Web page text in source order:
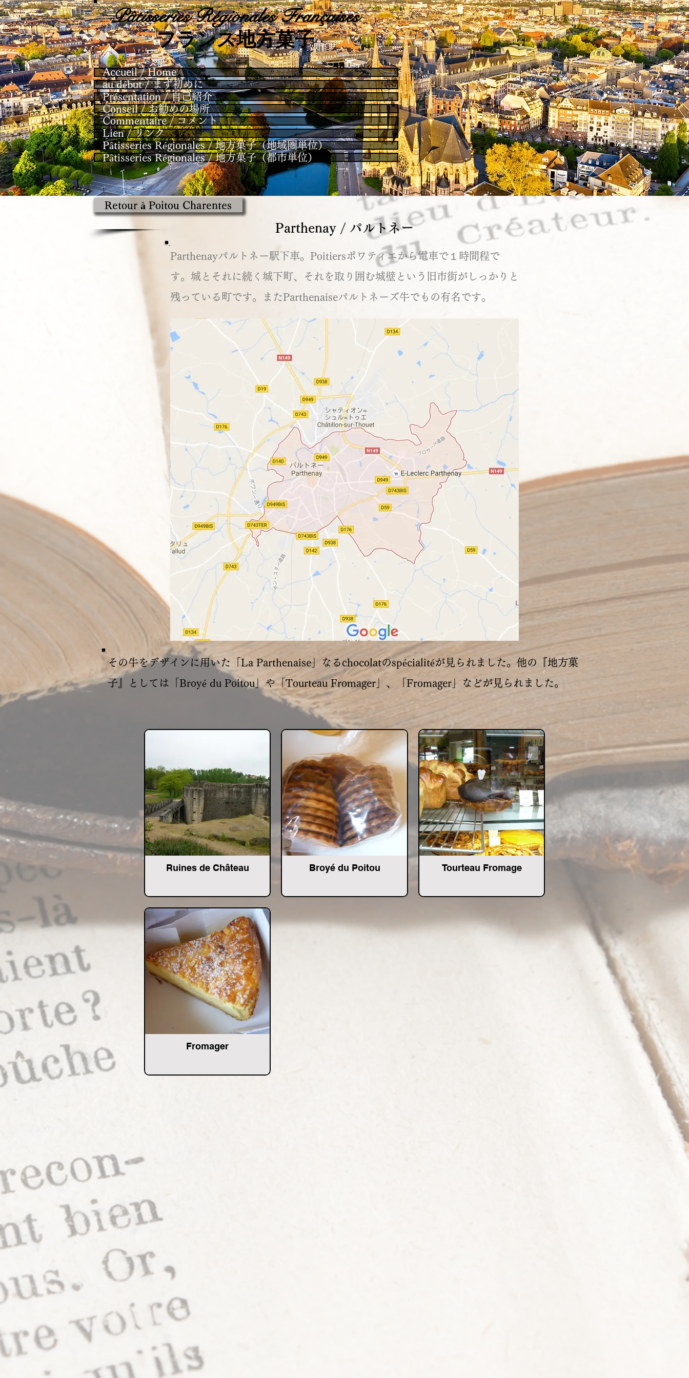
PâtisseriesRégionales Françaises
​フランス地方菓子
Accueil / Home
au début / まず初めに
Présentation / 自己紹介
Conseil / お勧めの場所
Commentaire / コメント
Lien / リンク
Pâtisseries Régionales / 地方菓子（地域圏単位）
Pâtisseries Régionales / 地方菓子（都市単位）
Retour à Poitou Charentes
Parthenay / パルトネー
Ruines de Château Broyé du Poitou Tourteau Fromage
Fromager
Parthenayパルトネー駅下車。Poitiersポワティエから電車で１時間程で
す。城とそれに続く城下町、それを取り囲む城壁という旧市街がしっかりと
残っている町です。またParthenaiseパルトネーズ牛でもの有名です。
その牛をデザインに用いた「La Parthenaise」なるchocolatのspécialitéが見られました。他の『地方菓
子』としては「Broyé du Poitou」や「Tourteau Fromager」、「Fromager」などが見られました。